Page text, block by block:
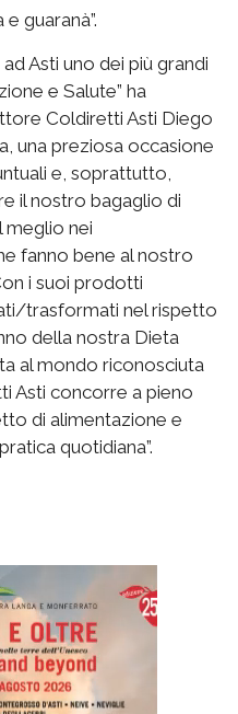
guaranà”.
Asti uno dei più grandi
e Salute” ha
Coldiretti Asti Diego
una preziosa occasione
e, soprattutto,
il nostro bagaglio di
meglio nei
fanno bene al nostro
i suoi prodotti
trasformati nel rispetto
della nostra Dieta
al mondo riconosciuta
Asti concorre a pieno
di alimentazione e
quotidiana”.